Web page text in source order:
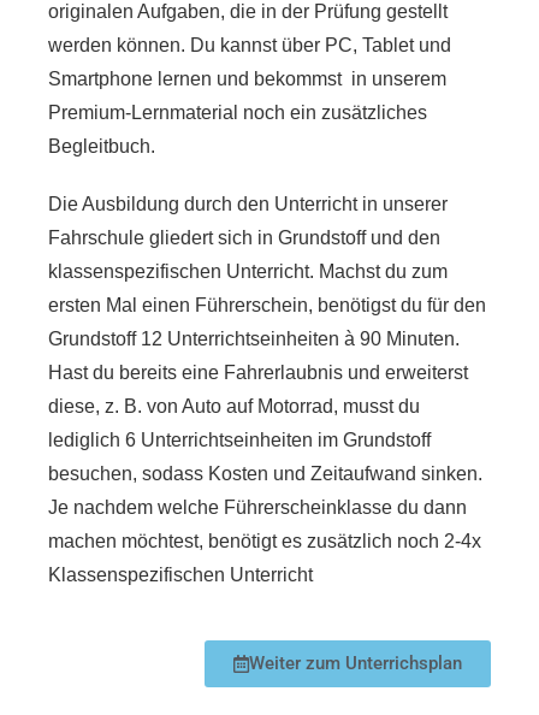
originalen Aufgaben, die in der Prüfung gestellt
werden können. Du kannst über PC, Tablet und
Smartphone lernen und bekommst in unserem
Premium-Lernmaterial noch ein zusätzliches
Begleitbuch.
Die Ausbildung durch den Unterricht in unserer
Fahrschule gliedert sich in Grundstoff und den
klassenspezifischen Unterricht. Machst du zum
ersten Mal einen Führerschein, benötigst du für den
Grundstoff 12 Unterrichtseinheiten à 90 Minuten.
Hast du bereits eine Fahrerlaubnis und erweiterst
diese, z. B. von Auto auf Motorrad, musst du
lediglich 6 Unterrichtseinheiten im Grundstoff
besuchen, sodass Kosten und Zeitaufwand sinken.
Je nachdem welche Führerscheinklasse du dann
machen möchtest, benötigt es zusätzlich noch 2-4x
Klassenspezifischen Unterricht
Weiter zum Unterrichsplan